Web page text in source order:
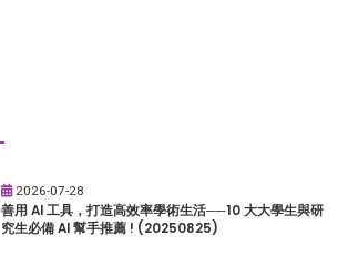
2026-07-28
善用 AI 工具，打造高效率學術生活──10 大大學生與研
究生必備 AI 幫手推薦 ! (20250825)